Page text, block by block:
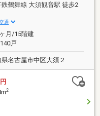
鉄鶴舞線 大須観音駅 徒歩2
通
月/15階建
戸
名古屋市中区大須２
2